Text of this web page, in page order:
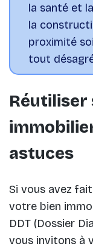
la santé et
la
proximité
tout
Réutiliser
astuces
Si vous avez
votre bien
DDT (Dossier
vous invitons à